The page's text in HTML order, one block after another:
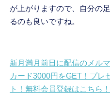
が上がりますので、自分の
るのも良いですね。
新月満月前日に配信のメル
カード3000円をGET！プレ
ト！無料会員登録はこちら！